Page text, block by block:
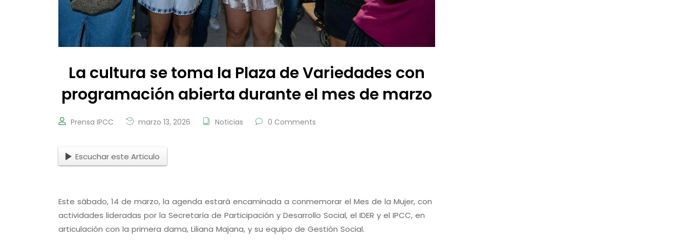
La cultura se toma la Plaza de Variedades con
programación abierta durante el mes de marzo
Prensa IPCC marzo 13, 2026 Noticias 0 Comments
Escuchar este Articulo
Este sábado, 14 de marzo, la agenda estará encaminada a conmemorar el Mes de la Mujer, con
actividades lideradas por la Secretaría de Participación y Desarrollo Social, el IDER y el IPCC, en
articulación con la primera dama, Liliana Majana, y su equipo de Gestión Social.